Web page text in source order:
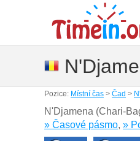
Pozice: Místní čas > Čad >
N'Djamena (Chari-
» Časové pásmo, »